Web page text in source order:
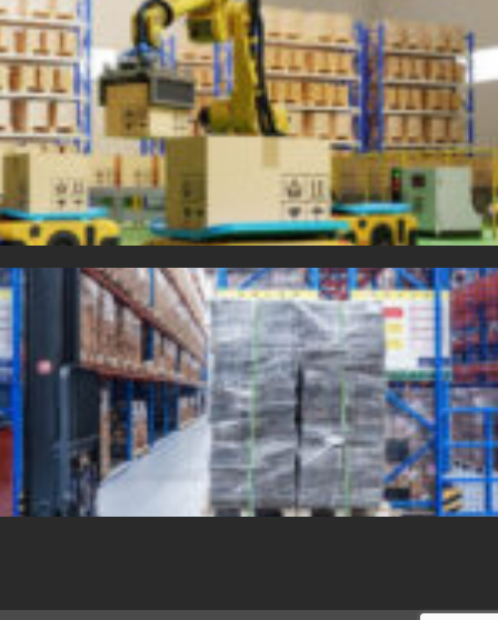
Copyright 2025 INNOLOG SOLUTIONS Kft. Minden jog fenntartva. |
Impresszum
|Adatvédelem
Development & Template System:DarkFire Web Studio